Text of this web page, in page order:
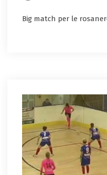
Big match per le